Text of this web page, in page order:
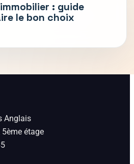
: guide
le bon choix
Anglais
étage